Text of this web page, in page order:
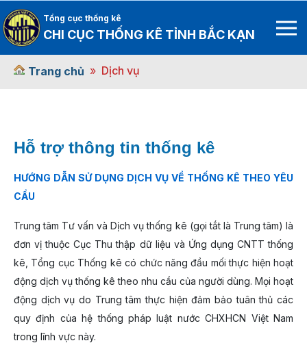
Tổng cục thống kê
CHI CỤC THỐNG KÊ TỈNH BẮC KẠN
Trang chủ Dịch vụ
Hỗ trợ thông tin thống kê
HƯỚNG DẪN SỬ DỤNG DỊCH VỤ VỀ THỐNG KÊ THEO YÊU
CẦU
Trung tâm Tư vấn và Dịch vụ thống kê (gọi tắt là Trung tâm) là
đơn vị thuộc Cục Thu thập dữ liệu và Ứng dụng CNTT thống
kê, Tổng cục Thống kê có chức năng đầu mối thực hiện hoạt
động dịch vụ thống kê theo nhu cầu của người dùng. Mọi hoạt
động dịch vụ do Trung tâm thực hiện đảm bảo tuân thủ các
quy định của hệ thống pháp luật nước CHXHCN Việt Nam
trong lĩnh vực này.